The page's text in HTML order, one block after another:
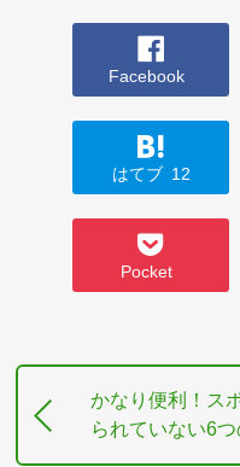
Facebook
はてブ 12
Pocket
かなり便利！ス
られていない6